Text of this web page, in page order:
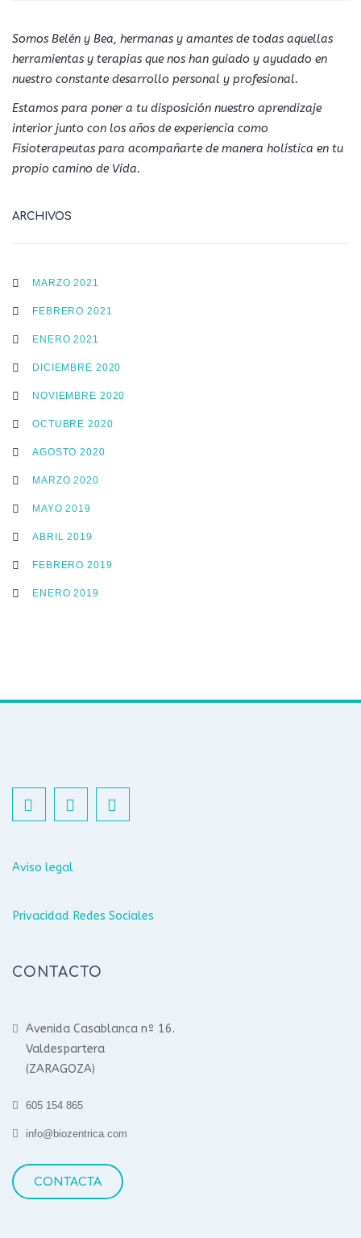
Somos Belén y Bea, hermanas y amantes de todas aquellas
herramientas y terapias que nos han guiado y ayudado en
nuestro constante desarrollo personal y profesional.
Estamos para poner a tu disposición nuestro aprendizaje
interior junto con los años de experiencia como
Fisioterapeutas para acompañarte de manera holística en tu
propio camino de Vida.
ARCHIVOS
MARZO 2021
FEBRERO 2021
ENERO 2021
DICIEMBRE 2020
NOVIEMBRE 2020
OCTUBRE 2020
AGOSTO 2020
MARZO 2020
MAYO 2019
ABRIL 2019
FEBRERO 2019
ENERO 2019
Aviso legal
Privacidad Redes Sociales
CONTACTO
Avenida Casablanca nº 16.
Valdespartera
(ZARAGOZA)
605 154 865
info@biozentrica.com
CONTACTA